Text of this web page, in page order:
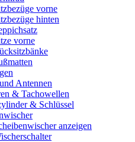
vorne
hinten
vorne
Antennen
& Tachowellen
& Schlüssel
anzeigen